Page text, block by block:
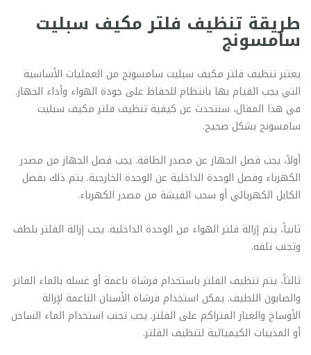
طريقة تنظيف فلتر مكيف سبليت
سامسونج
يعتبر تنظيف فلتر مكيف سبليت سامسونج من العمليات الأساسية
التي يجب القيام بها بانتظام للحفاظ على جودة الهواء وأداء الجهاز.
في هذا المقال، سنتحدث عن كيفية تنظيف فلتر مكيف سبليت
سامسونج بشكل صحيح.
أولاً، يجب فصل الجهاز عن مصدر الطاقة. يجب فصل الجهاز من مصدر
الكهرباء وفصل الوحدة الداخلية عن الوحدة الخارجية. يتم ذلك بفصل
الكابل الكهربائي أو سحب الفيشة من مصدر الكهرباء.
ثانياً، يتم إزالة فلتر الهواء من الوحدة الداخلية. يجب إزالة الفلتر بلطف
وتجنب تلفه.
ثالثاً، يتم تنظيف الفلتر باستخدام فرشاة ناعمة أو غسله بالماء الفاتر
والصابون اللطيف. يمكن استخدام فرشاة الأسنان الناعمة لإزالة
الأوساخ والغبار المتراكم على الفلتر. يجب تجنب استخدام الماء الساخن
أو المذيبات الكيميائية لتنظيف الفلتر.